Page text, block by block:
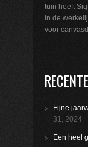
tuin heeft
in de
voor
Fijne
31, 2024
Een heel